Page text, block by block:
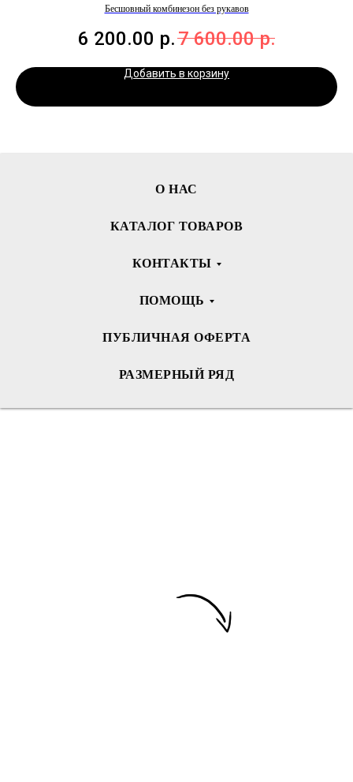
Бесшовный комбинезон без рукавов
6 200.00 р.7 600.00 р.
Добавить в корзину
О НАС
КАТАЛОГ ТОВАРОВ
КОНТАКТЫ
ПОМОЩЬ
ПУБЛИЧНАЯ ОФЕРТА
РАЗМЕРНЫЙ РЯД